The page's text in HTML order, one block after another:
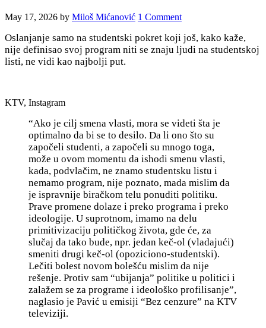
May 17, 2026 by Miloš Mićanović 1 Comment
Oslanjanje samo na studentski pokret koji još, kako kaže,
nije definisao svoj program niti se znaju ljudi na studentskoj
listi, ne vidi kao najbolji put.
KTV, Instagram
“Ako je cilj smena vlasti, mora se videti šta je
optimalno da bi se to desilo. Da li ono što su
započeli studenti, a započeli su mnogo toga,
može u ovom momentu da ishodi smenu vlasti,
kada, podvlačim, ne znamo studentsku listu i
nemamo program, nije poznato, mada mislim da
je ispravnije biračkom telu ponuditi politiku.
Prave promene dolaze i preko programa i preko
ideologije. U suprotnom, imamo na delu
primitivizaciju političkog života, gde će, za
slučaj da tako bude, npr. jedan keč-ol (vladajući)
smeniti drugi keč-ol (opoziciono-studentski).
Lečiti bolest novom bolešću mislim da nije
rešenje. Protiv sam “ubijanja” politike u politici i
zalažem se za programe i ideološko profilisanje”,
naglasio je Pavić u emisiji “Bez cenzure” na KTV
televiziji.